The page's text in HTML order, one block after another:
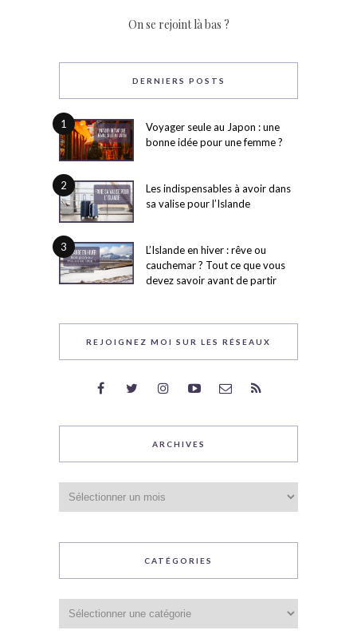
On se rejoint là bas ?
DERNIERS POSTS
1
Voyager seule au Japon : une
bonne idée pour une femme ?
2
Les indispensables à avoir dans
sa valise pour l’Islande
3
L’Islande en hiver : rêve ou
cauchemar ? Tout ce que vous
devez savoir avant de partir
REJOIGNEZ MOI SUR LES RÉSEAUX
ARCHIVES
CATÉGORIES